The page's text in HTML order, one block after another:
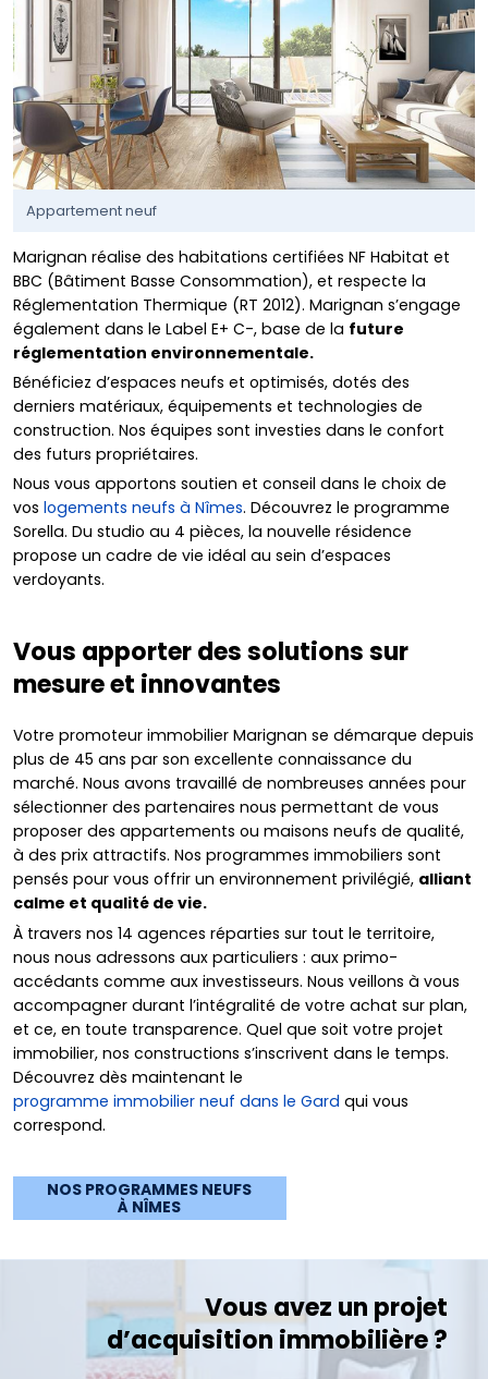
Appartement neuf
Marignan réalise des habitations certifiées NF Habitat et
BBC (Bâtiment Basse Consommation), et respecte la
Réglementation Thermique (RT 2012). Marignan s’engage
également dans le Label E+ C-, base de la future
réglementation environnementale.
Bénéficiez d’espaces neufs et optimisés, dotés des
derniers matériaux, équipements et technologies de
construction. Nos équipes sont investies dans le confort
des futurs propriétaires.
Nous vous apportons soutien et conseil dans le choix de
vos logements neufs à Nîmes. Découvrez le programme
Sorella. Du studio au 4 pièces, la nouvelle résidence
propose un cadre de vie idéal au sein d’espaces
verdoyants.
Vous apporter des solutions sur
mesure et innovantes
Votre promoteur immobilier Marignan se démarque depuis
plus de 45 ans par son excellente connaissance du
marché. Nous avons travaillé de nombreuses années pour
sélectionner des partenaires nous permettant de vous
proposer des appartements ou maisons neufs de qualité,
à des prix attractifs. Nos programmes immobiliers sont
pensés pour vous offrir un environnement privilégié, alliant
calme et qualité de vie.
À travers nos 14 agences réparties sur tout le territoire,
nous nous adressons aux particuliers : aux primo-
accédants comme aux investisseurs. Nous veillons à vous
accompagner durant l’intégralité de votre achat sur plan,
et ce, en toute transparence. Quel que soit votre projet
immobilier, nos constructions s’inscrivent dans le temps.
Découvrez dès maintenant le
programme immobilier neuf dans le Gard qui vous
correspond.
NOS PROGRAMMES NEUFS
À NÎMES
Vous avez un projet
d’acquisition immobilière ?